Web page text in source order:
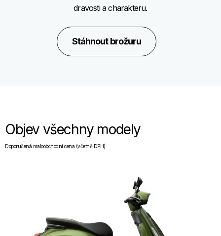
dravosti a charakteru.
Stáhnout brožuru
Objev všechny modely
Doporučená maloobchodní cena (včetně DPH)